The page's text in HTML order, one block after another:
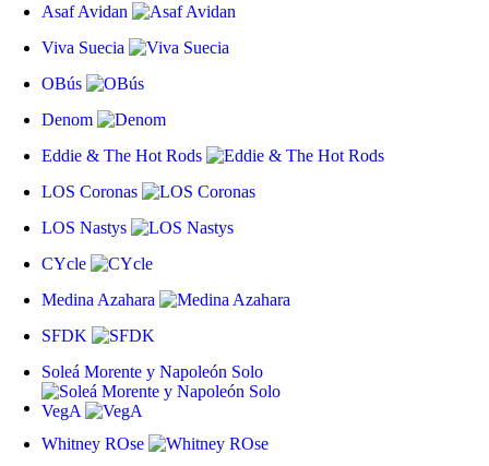
Asaf Avidan
Viva Suecia
OBús
Denom
Eddie & The Hot Rods
LOS Coronas
LOS Nastys
CYcle
Medina Azahara
SFDK
Soleá Morente y Napoleón Solo
VegA
Whitney ROse